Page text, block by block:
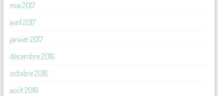
mai 2017
avril 2017
janvier 2017
décembre 2016
octobre 2016
août 2016